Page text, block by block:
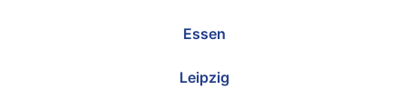
Essen
Leipzig